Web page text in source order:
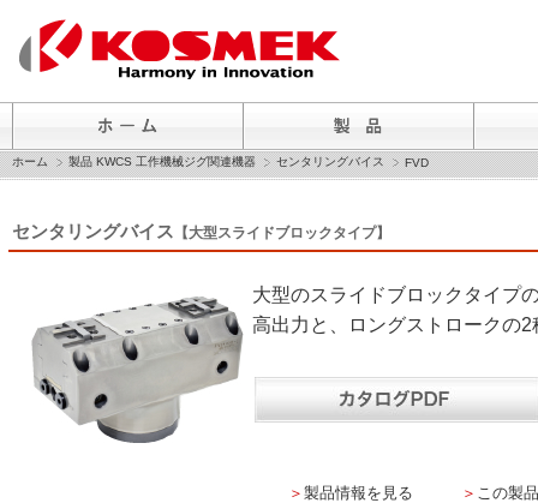
ホーム 製品 KWCS 工作機械ジグ関連機器 センタリングバイス FVD
センタリングバイス 【大型スライドブロックタイプ】
大型のスライドブロックタイプ
高出力と、ロングストロークの
＞ 製品情報を見る ＞ この製